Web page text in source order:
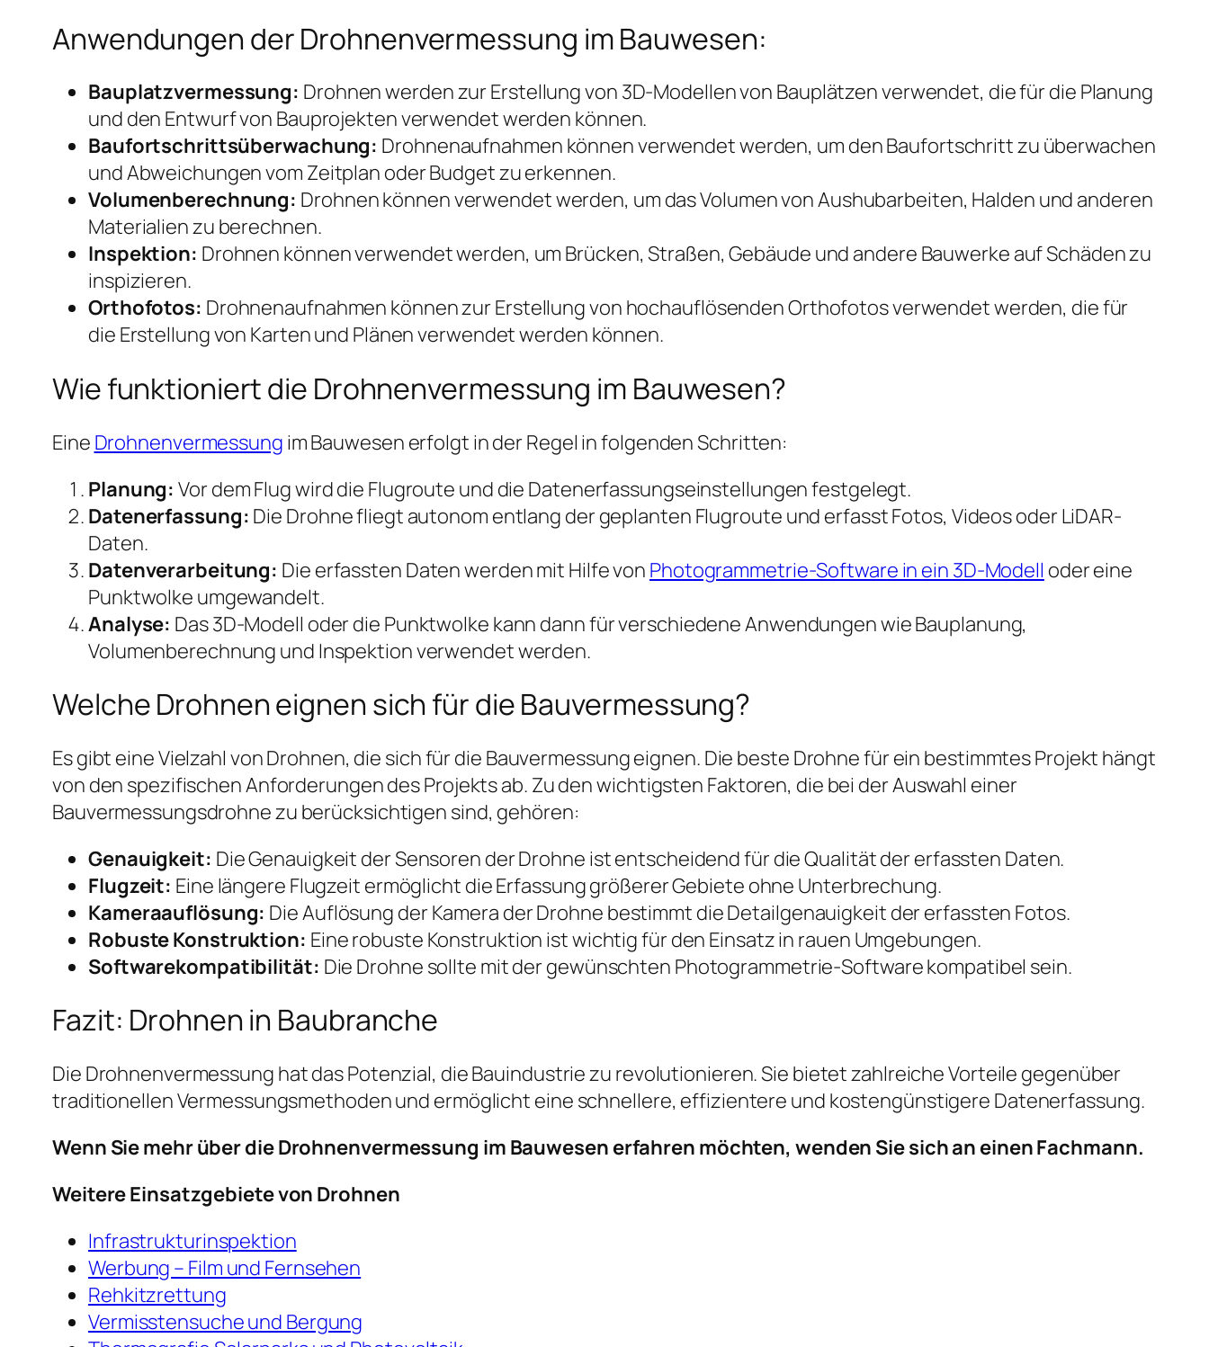
Anwendungen der Drohnenvermessung im Bauwesen:
Bauplatzvermessung: Drohnen werden zur Erstellung von 3D-Modellen von Bauplätzen verwendet, die für die Planung
und den Entwurf von Bauprojekten verwendet werden können.
Baufortschrittsüberwachung: Drohnenaufnahmen können verwendet werden, um den Baufortschritt zu überwachen
und Abweichungen vom Zeitplan oder Budget zu erkennen.
Volumenberechnung: Drohnen können verwendet werden, um das Volumen von Aushubarbeiten, Halden und anderen
Materialien zu berechnen.
Inspektion: Drohnen können verwendet werden, um Brücken, Straßen, Gebäude und andere Bauwerke auf Schäden zu
inspizieren.
Orthofotos: Drohnenaufnahmen können zur Erstellung von hochauflösenden Orthofotos verwendet werden, die für
die Erstellung von Karten und Plänen verwendet werden können.
Wie funktioniert die Drohnenvermessung im Bauwesen?
Eine Drohnenvermessung im Bauwesen erfolgt in der Regel in folgenden Schritten:
Planung: Vor dem Flug wird die Flugroute und die Datenerfassungseinstellungen festgelegt.
Datenerfassung: Die Drohne fliegt autonom entlang der geplanten Flugroute und erfasst Fotos, Videos oder LiDAR-
Daten.
Datenverarbeitung: Die erfassten Daten werden mit Hilfe von Photogrammetrie-Software in ein 3D-Modell oder eine
Punktwolke umgewandelt.
Analyse: Das 3D-Modell oder die Punktwolke kann dann für verschiedene Anwendungen wie Bauplanung,
Volumenberechnung und Inspektion verwendet werden.
Welche Drohnen eignen sich für die Bauvermessung?
Es gibt eine Vielzahl von Drohnen, die sich für die Bauvermessung eignen. Die beste Drohne für ein bestimmtes Projekt hängt
von den spezifischen Anforderungen des Projekts ab. Zu den wichtigsten Faktoren, die bei der Auswahl einer
Bauvermessungsdrohne zu berücksichtigen sind, gehören:
Genauigkeit: Die Genauigkeit der Sensoren der Drohne ist entscheidend für die Qualität der erfassten Daten.
Flugzeit: Eine längere Flugzeit ermöglicht die Erfassung größerer Gebiete ohne Unterbrechung.
Kameraauflösung: Die Auflösung der Kamera der Drohne bestimmt die Detailgenauigkeit der erfassten Fotos.
Robuste Konstruktion: Eine robuste Konstruktion ist wichtig für den Einsatz in rauen Umgebungen.
Softwarekompatibilität: Die Drohne sollte mit der gewünschten Photogrammetrie-Software kompatibel sein.
Fazit: Drohnen in Baubranche
Die Drohnenvermessung hat das Potenzial, die Bauindustrie zu revolutionieren. Sie bietet zahlreiche Vorteile gegenüber
traditionellen Vermessungsmethoden und ermöglicht eine schnellere, effizientere und kostengünstigere Datenerfassung.
Wenn Sie mehr über die Drohnenvermessung im Bauwesen erfahren möchten, wenden Sie sich an einen Fachmann.
Weitere Einsatzgebiete von Drohnen
Infrastrukturinspektion
Werbung – Film und Fernsehen
Rehkitzrettung
Vermisstensuche und Bergung